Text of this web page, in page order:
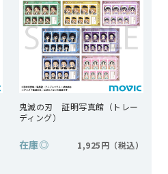
鬼滅の刃 証明写真館（トレー
ディング）
在庫◎ 1,925円